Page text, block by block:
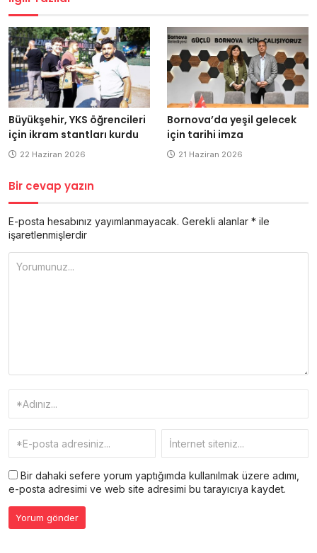
Büyükşehir, YKS öğrencileri
için ikram stantları kurdu
22 Haziran 2026
Bornova’da yeşil gelecek
için tarihi imza
21 Haziran 2026
Bir cevap yazın
E-posta hesabınız yayımlanmayacak. Gerekli alanlar * ile
işaretlenmişlerdir
Bir dahaki sefere yorum yaptığımda kullanılmak üzere adımı,
e-posta adresimi ve web site adresimi bu tarayıcıya kaydet.